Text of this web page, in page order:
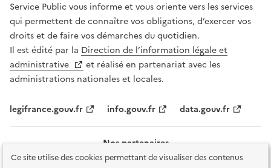
Ce site utilise des cookies permettant de visualiser des contenus
Service Public vous informe et vous oriente vers les services
qui permettent de connaître vos obligations, d’exercer vos
droits et de faire vos démarches du quotidien.
Il est édité par la Direction de l’information légale et
administrative
et réalisé en partenariat avec les
administrations nationales et locales.
legifrance.gouv.fr info.gouv.fr data.gouv.fr
Nos partenaires